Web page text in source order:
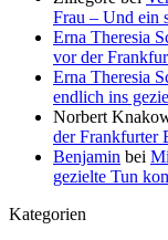
Frau – Und ein
Erna Theresia
vor der
Erna Theresia
endlich ins
Norbert
der Frankfurter
Benjamin bei
gezielte Tun
Kategorien